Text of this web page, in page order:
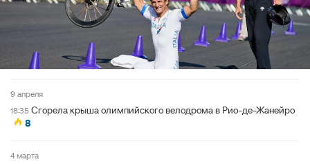
9 апреля
18:35 Сгорела крыша олимпийского велодрома в Рио-де-Жанейро
8
4 марта